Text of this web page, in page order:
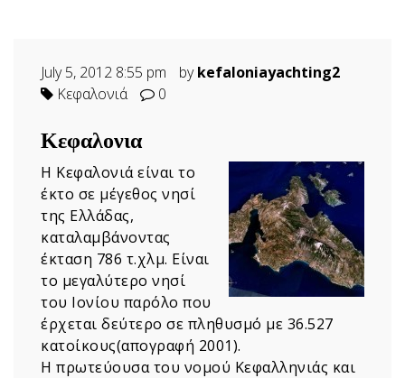
July 5, 2012 8:55 pm bykefaloniayachting2
Κεφαλονιά
0
Κεφαλονια
Η Κεφαλονιά είναι το
έκτο σε μέγεθος νησί
της Ελλάδας,
καταλαμβάνοντας
έκταση 786 τ.χλμ. Είναι
το μεγαλύτερο νησί
του Ιονίου παρόλο που
έρχεται δεύτερο σε πληθυσμό με 36.527
κατοίκους(απογραφή 2001).
Η πρωτεύουσα του νομού Κεφαλληνιάς και